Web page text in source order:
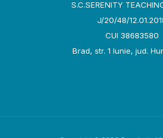
S.C.SERENITY
J/20/48/
CUI 38683580
Brad, str. 1 Iunie, jud.